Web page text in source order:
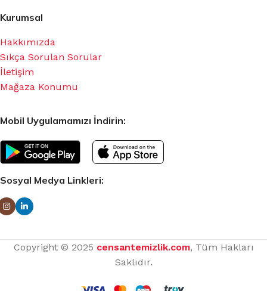
Kurumsal
Hakkımızda
Sıkça Sorulan Sorular
İletişim
Mağaza Konumu
Mobil Uygulamamızı İndirin:
Sosyal Medya Linkleri:
Copyright © 2025 censantemizlik.com, Tüm Hakları
Saklıdır.